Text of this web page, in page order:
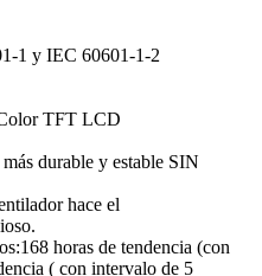
1 y IEC 60601-1-2
TFT LCD
durable y estable SIN
hace el
horas de tendencia (con
( con intervalo de 5